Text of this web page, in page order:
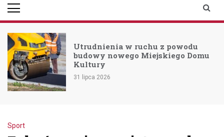
Utrudnienia w ruchu z powodu
budowy nowego Miejskiego Domu
Kultury
31 lipca 2026
Sport